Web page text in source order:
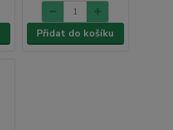
Přidat do košíku